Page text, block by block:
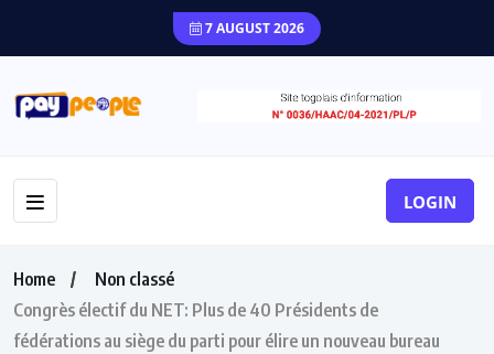
7 AUGUST 2026
LOGIN
Home
Non classé
Congrès électif du NET: Plus de 40 Présidents de
fédérations au siège du parti pour élire un nouveau bureau